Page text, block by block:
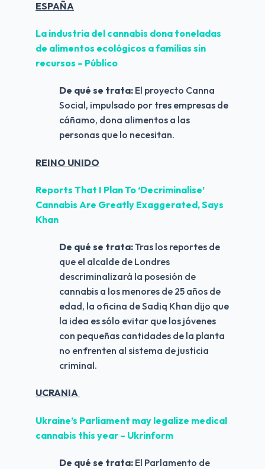
ESPAÑA
La industria del cannabis dona toneladas
de alimentos ecológicos a familias sin
recursos – Público
De qué se trata: El proyecto Canna
Social, impulsado por tres empresas de
cáñamo, dona alimentos a las
personas que lo necesitan.
REINO UNIDO
Reports That I Plan To ‘Decriminalise’
Cannabis Are Greatly Exaggerated, Says
Khan
De qué se trata: Tras los reportes de
que el alcalde de Londres
descriminalizará la posesión de
cannabis a los menores de 25 años de
edad, la oficina de Sadiq Khan dijo que
la idea es sólo evitar que los jóvenes
con pequeñas cantidades de la planta
no enfrenten al sistema de justicia
criminal.
UCRANIA
Ukraine’s Parliament may legalize medical
cannabis this year – Ukrinform
De qué se trata: El Parlamento de